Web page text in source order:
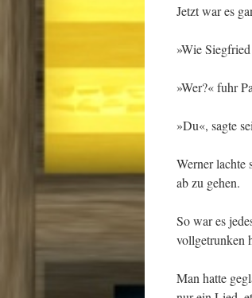
Jetzt war es
»Wie
»Wer?« fuhr
»Du«, sagte
Werner lachte
ab zu gehen.
So war es
vollgetrunken
Man hatte